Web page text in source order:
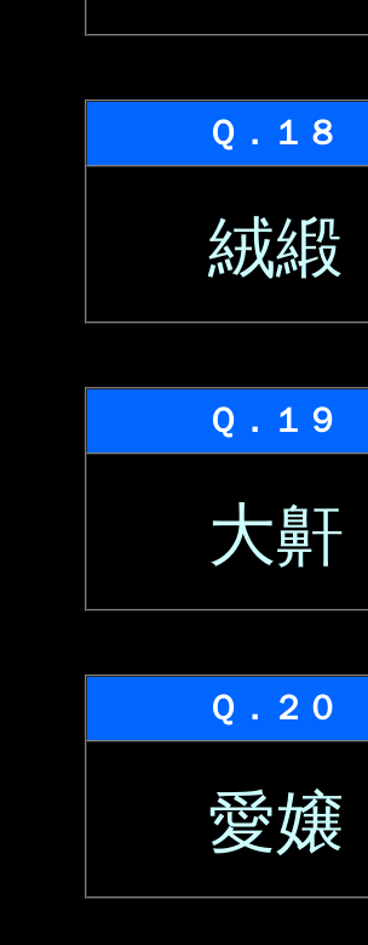
Ｑ．１８
絨緞
Ｑ．１９
大鼾
Ｑ．２０
愛嬢